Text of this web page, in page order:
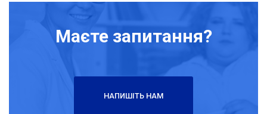
Маєте запитання?
НАПИШІТЬ НАМ